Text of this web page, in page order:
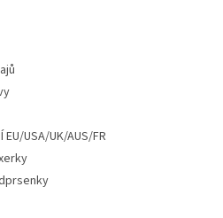
EU/USA/UK/AUS/FR